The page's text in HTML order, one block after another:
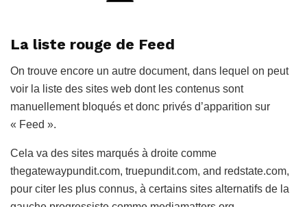
La liste rouge de Feed
On trouve encore un autre document, dans lequel on peut
voir la liste des sites web dont les contenus sont
manuellement bloqués et donc privés d’apparition sur
« Feed ».
Cela va des sites marqués à droite comme
thegatewaypundit.com, truepundit.com, and redstate.com,
pour citer les plus connus, à certains sites alternatifs de la